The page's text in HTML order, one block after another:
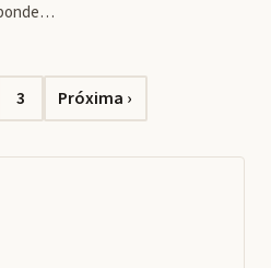
Navegação
3 Próxima ›